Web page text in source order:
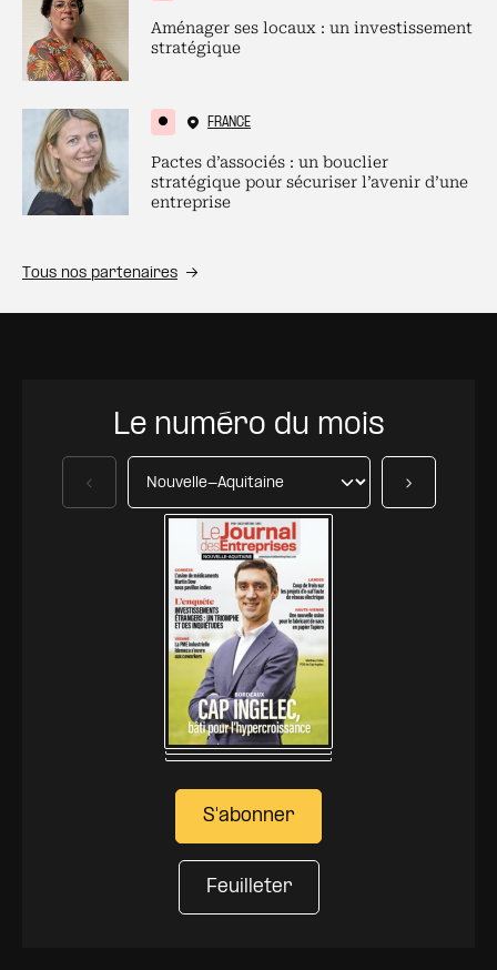
Aménager ses locaux : un investissement
stratégique
FRANCE
Pactes d’associés : un bouclier
stratégique pour sécuriser l’avenir d’une
entreprise
Tous nos partenaires
Le numéro du mois
S'abonner
Feuilleter
Précédent Suivant